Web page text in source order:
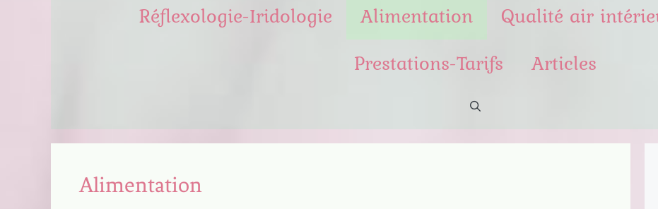
Réflexologie-Iridologie
Alimentation Qualité air
Prestations-Tarifs
Articles
Alimentation